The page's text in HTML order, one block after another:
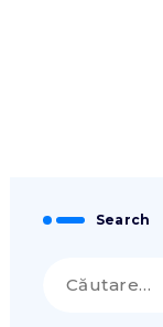
Search
după: